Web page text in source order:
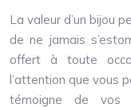
La valeur d’un bijou
de ne jamais
offert à toute
l’attention que vous
témoigne de vos